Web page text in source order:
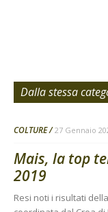
Dalla stessa
COLTURE 27 Gennaio
Mais, la top
2019
Resi noti i risultati